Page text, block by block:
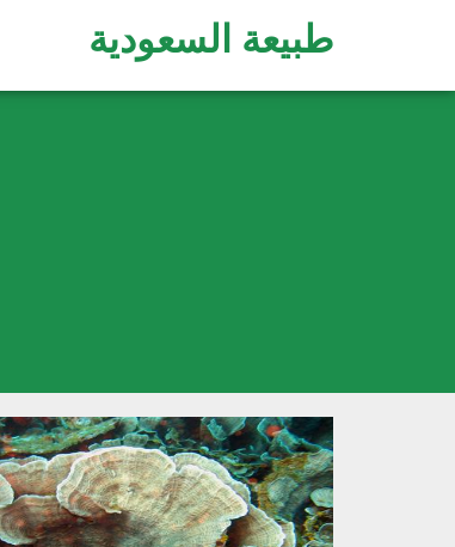
طبيعة السعودية